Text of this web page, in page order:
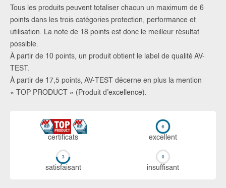
Tous les produits peuvent totaliser chacun un maximum de 6
points dans les trois catégories protection, performance et
utilisation. La note de 18 points est donc le meilleur résultat
possible.
À partir de 10 points, un produit obtient le label de qualité AV-
TEST.
À partir de 17,5 points, AV-TEST décerne en plus la mention
« TOP PRODUCT » (Produit d’excellence).
certi­ficats ex­cellent
sa­tis­fai­sant in­suf­fi­sant